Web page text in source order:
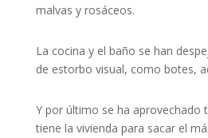
malvas y rosáceos.
La cocina y el baño se han
de estorbo visual, como botes,
Y por último se ha aprovechado
tiene la vivienda para sacar el